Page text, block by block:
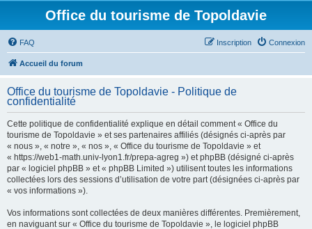
Office du tourisme de Topoldavie
FAQ Connexion
Inscription
Accueil du forum
Office du tourisme de Topoldavie - Politique de
confidentialité
Cette politique de confidentialité explique en détail comment « Office du
tourisme de Topoldavie » et ses partenaires affiliés (désignés ci-après par
« nous », « notre », « nos », « Office du tourisme de Topoldavie » et
« https://web1-math.univ-lyon1.fr/prepa-agreg ») et phpBB (désigné ci-après
par « logiciel phpBB » et « phpBB Limited ») utilisent toutes les informations
collectées lors des sessions d’utilisation de votre part (désignées ci-après par
« vos informations »).
Vos informations sont collectées de deux manières différentes. Premièrement,
en naviguant sur « Office du tourisme de Topoldavie », le logiciel phpBB